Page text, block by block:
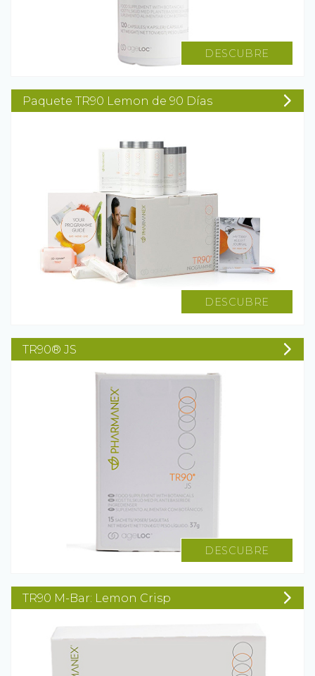
DESCUBRE
Paquete TR90 Lemon de 90 Días
DESCUBRE
TR90® JS
DESCUBRE
TR90 M-Bar: Lemon Crisp